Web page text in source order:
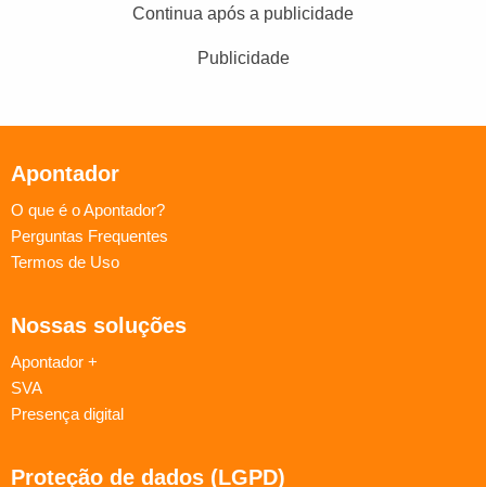
Continua após a publicidade
Publicidade
Apontador
O que é o Apontador?
Perguntas Frequentes
Termos de Uso
Nossas soluções
Apontador +
SVA
Presença digital
Proteção de dados (LGPD)